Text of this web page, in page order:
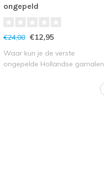
ongepeld
€24,00 €12,95
Waar kun je de verste
ongepelde Hollandse garnalen